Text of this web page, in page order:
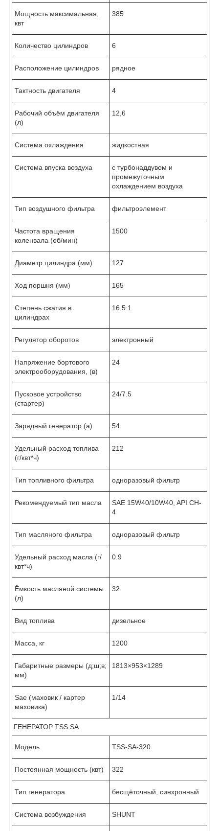
Мощность максимальная,
квт
385
Количество цилиндров 6
Расположение цилиндров рядное
Тактность двигателя 4
Рабочий объём двигателя
(л)
12,6
Система охлаждения жидкостная
Система впуска воздуха
с турбонаддувом и
промежуточным
охлаждением воздуха
Тип воздушного фильтра фильтроэлемент
Частота вращения
коленвала (об/мин)
1500
Диаметр цилиндра (мм) 127
Ход поршня (мм) 165
Степень сжатия в
цилиндрах
16,5:1
Регулятор оборотов электронный
Напряжение бортового
электрооборудования, (в)
24
Пусковое устройство
(стартер)
24/7.5
Зарядный генератор (а) 54
Удельный расход топлива
(г/квт*ч)
212
Тип топливного фильтра одноразовый фильтр
Рекомендуемый тип масла
SAE 15W40/10W40, API CH-
4
Тип масляного фильтра одноразовый фильтр
Удельный расход масла (г/
квт*ч)
0.9
Ёмкость масляной системы
(л)
32
Вид топлива дизельное
Масса, кг 1200
Габаритные размеры (д;ш;в;
мм)
1813×953×1289
Sae (маховик / картер
маховика)
1/14
ГЕНЕРАТОР TSS SA
Модель TSS-SA-320
Постоянная мощность (квт) 322
Тип генератора бесщёточный, синхронный
Система возбуждения SHUNT